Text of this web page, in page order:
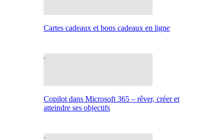
Cartes cadeaux et bons cadeaux en ligne
Copilot dans Microsoft 365 – rêver, créer et
atteindre ses objectifs